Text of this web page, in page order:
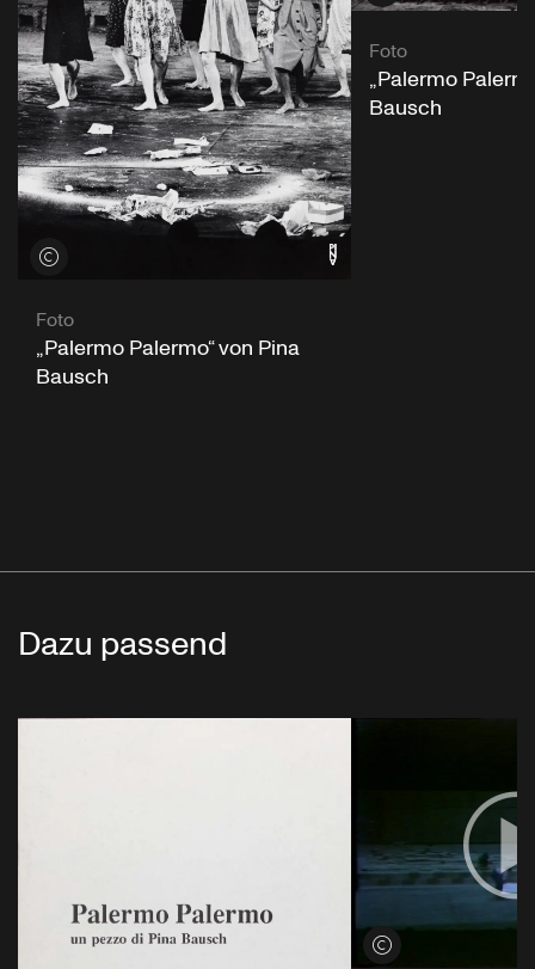
Credits öffnen
Foto
„Palermo Palermo“ von Pina
Bausch
Foto
„Palermo
Bausch
Dazu passend
Credits öffnen